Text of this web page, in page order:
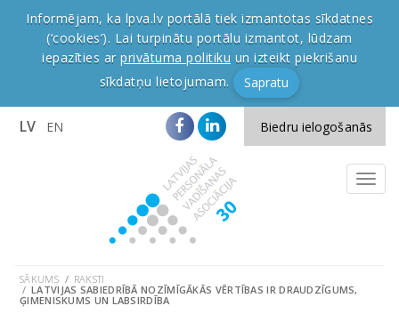
Informējam, ka lpva.lv portālā tiek izmantotas sīkdatnes
(‘cookies’). Lai turpinātu portālu izmantot, lūdzam
iepazīties ar privātuma politiku un izteikt piekrišanu
sīkdatņu lietojumam.
Sapratu
LV EN Biedru ielogošanās
SĀKUMS
RAKSTI
LATVIJAS SABIEDRĪBĀ NOZĪMĪGĀKĀS VĒRTĪBAS IR DRAUDZĪGUMS,
ĢIMENISKUMS UN LABSIRDĪBA